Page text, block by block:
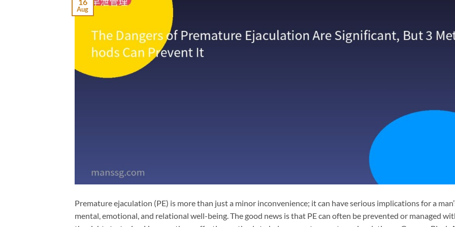
16
Aug
Premature ejaculation (PE) is more than just a minor inconvenience; it can have serious implications for a
mental, emotional, and relational well-being. The good news is that PE can often be prevented or managed